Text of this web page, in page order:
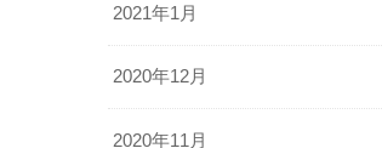
2021年1月
2020年12月
2020年11月